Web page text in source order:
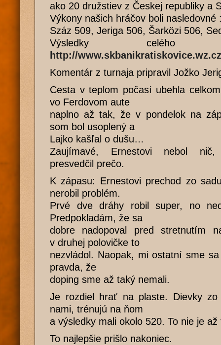
ako 20 družstiev z Českej republiky a
Výkony našich hráčov boli nasledovné
Száz 509, Jeriga 506, Šarközi 506,
Výsledky
http://
Komentár z turnaja pripravil Jožko
Cesta v teplom počasí ubehla
vo Ferdovom aute
naplno až tak, že v pondelok na
som bol usoplený a
Lajko kašľal o dušu…
Zaujímavé, Ernestovi nebol
presvedčil prečo.
K zápasu: Ernestovi prechod zo
nerobil problém.
Prvé dve dráhy robil super, no
Predpokladám, že sa
dobre nadopoval pred stretnutím
v druhej polovičke to
nezvládol. Naopak, mi ostatní sme
pravda, že
doping sme až taký nemali.
Je rozdiel hrať na plaste. Dievky
nami, trénujú na ňom
a výsledky mali okolo 520. To nie je
To najlepšie prišlo nakoniec.